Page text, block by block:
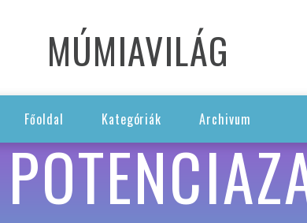
MÚMIAVILÁG
Főoldal Kategóriák Archivum